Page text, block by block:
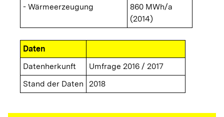
- Wärmeerzeugung
860 MWh/a
(2014)
Daten
Datenherkunft
Umfrage 2016 / 2017
Stand der Daten
2018